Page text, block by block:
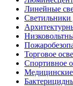
Линейные
Торговое
Спортивное